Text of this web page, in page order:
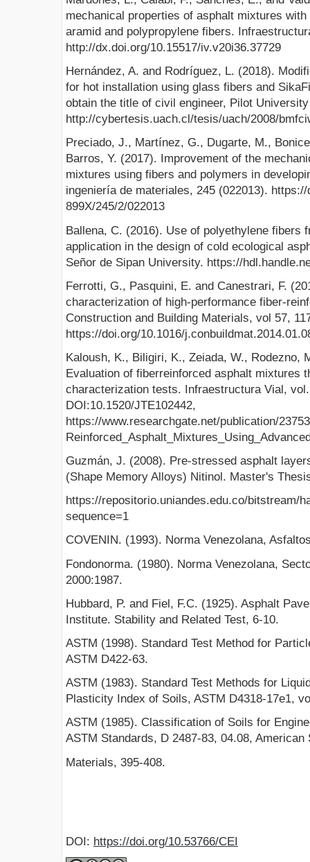
mechanical properties of asphalt mixtures
aramid and polypropylene fibers.
http://dx.doi.org/10.15517/iv.v20i36.37729
Hernández, A. and Rodríguez, L. (2018).
for hot installation using glass fibers and
obtain the title of civil engineer, Pilot
http://cybertesis.uach.cl/tesis/uach/2008/
Preciado, J., Martínez, G., Dugarte, M.,
Barros, Y. (2017). Improvement of the
mixtures using fibers and polymers in
ingeniería de materiales, 245 (022013).
899X/245/2/022013
Ballena, C. (2016). Use of polyethylene fibers
application in the design of cold ecological
Señor de Sipan University. https://
Ferrotti, G., Pasquini, E. and Canestrari, F.
characterization of high-performance fiber-
Construction and Building Materials, vol 57,
https://doi.org/10.1016/
Kaloush, K., Biligiri, K., Zeiada, W., Rodezno,
Evaluation of fiberreinforced asphalt mixtures
characterization tests. Infraestructura Vial,
DOI:10.1520/JTE102442,
https://www.researchgate.net/publication/
Guzmán, J. (2008). Pre-stressed asphalt
(Shape Memory Alloys) Nitinol. Master's
https://repositorio.uniandes.edu.co/bitstream/
sequence=1
COVENIN. (1993). Norma Venezolana,
Fondonorma. (1980). Norma Venezolana,
2000:1987.
Hubbard, P. and Fiel, F.C. (1925). Asphalt
Institute. Stability and Related Test, 6-10.
ASTM (1998). Standard Test Method for
ASTM D422-63.
ASTM (1983). Standard Test Methods for
Plasticity Index of Soils, ASTM D4318-17e1,
ASTM (1985). Classification of Soils for
ASTM Standards, D 2487-83, 04.08, American
Materials, 395-408.
DOI: https://doi.org/10.53766/CEI